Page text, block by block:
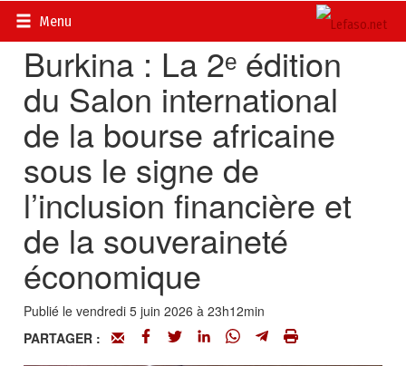
Menu
Accueil>
Burkina : La 2ᵉ édition
du Salon international
de la bourse africaine
sous le signe de
l’inclusion financière et
de la souveraineté
économique
Publié le vendredi 5 juin 2026 à 23h12min
PARTAGER :